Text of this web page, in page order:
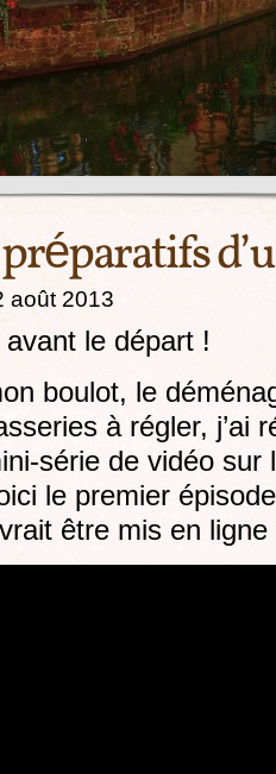
août 2013
le départ !
boulot, le
à régler, j’ai
série de vidéo
le premier
être mis en